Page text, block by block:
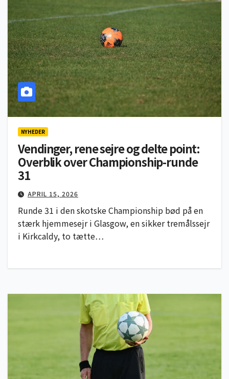
NYHEDER
Vendinger, rene sejre og delte point:
Overblik over Championship-runde
31
APRIL 15, 2026
Runde 31 i den skotske Championship bød på en
stærk hjemmesejr i Glasgow, en sikker tremålssejr
i Kirkcaldy, to tætte…